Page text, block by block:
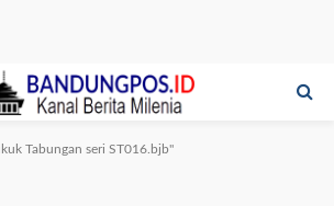
Tabungan seri ST016.bjb"